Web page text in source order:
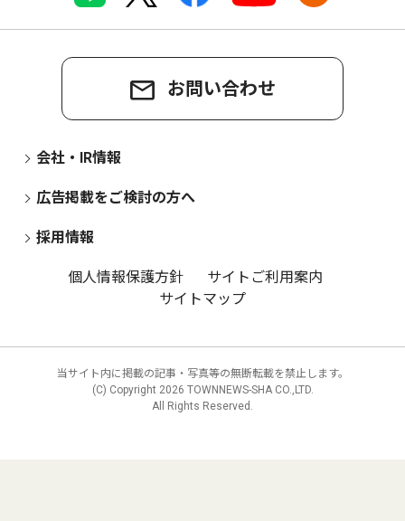
お問い合わせ
会社・IR情報
広告掲載をご検討の方へ
採用情報
個人情報保護方針
サイトご利用案内
サイトマップ
当サイト内に掲載の記事・写真等の無断転載を禁止します。
(C) Copyright 2026 TOWNNEWS-SHA CO.,LTD.
All Rights Reserved.